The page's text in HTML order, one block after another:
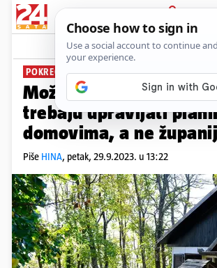
PRIJAVA
News
POKREĆU PETICIJU
Možemo!: 'Planinarska
trebaju upravljati
domovima, a ne
Piše HINA, petak, 29.9.2023. u 13:22